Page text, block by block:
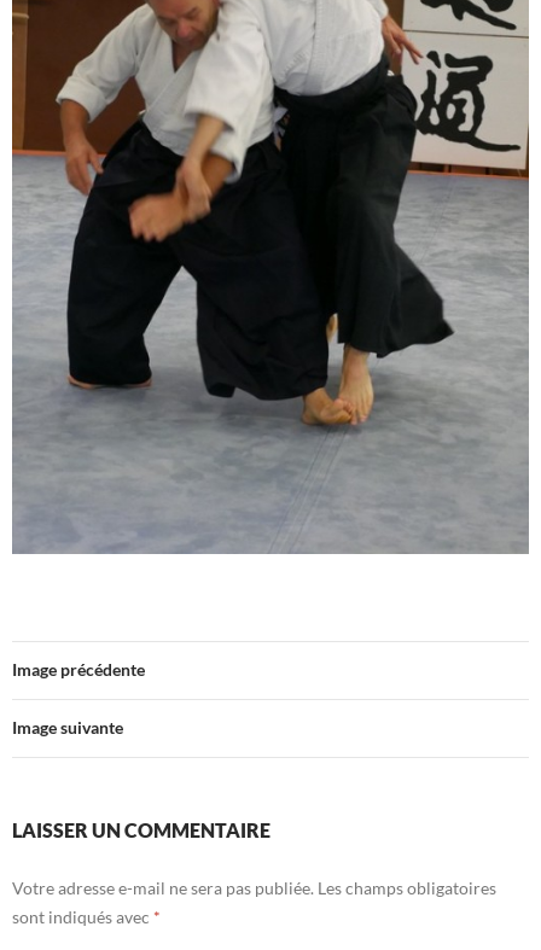
Image précédente
Image suivante
LAISSER UN COMMENTAIRE
Votre adresse e-mail ne sera pas publiée. Les champs obligatoires
sont indiqués avec *